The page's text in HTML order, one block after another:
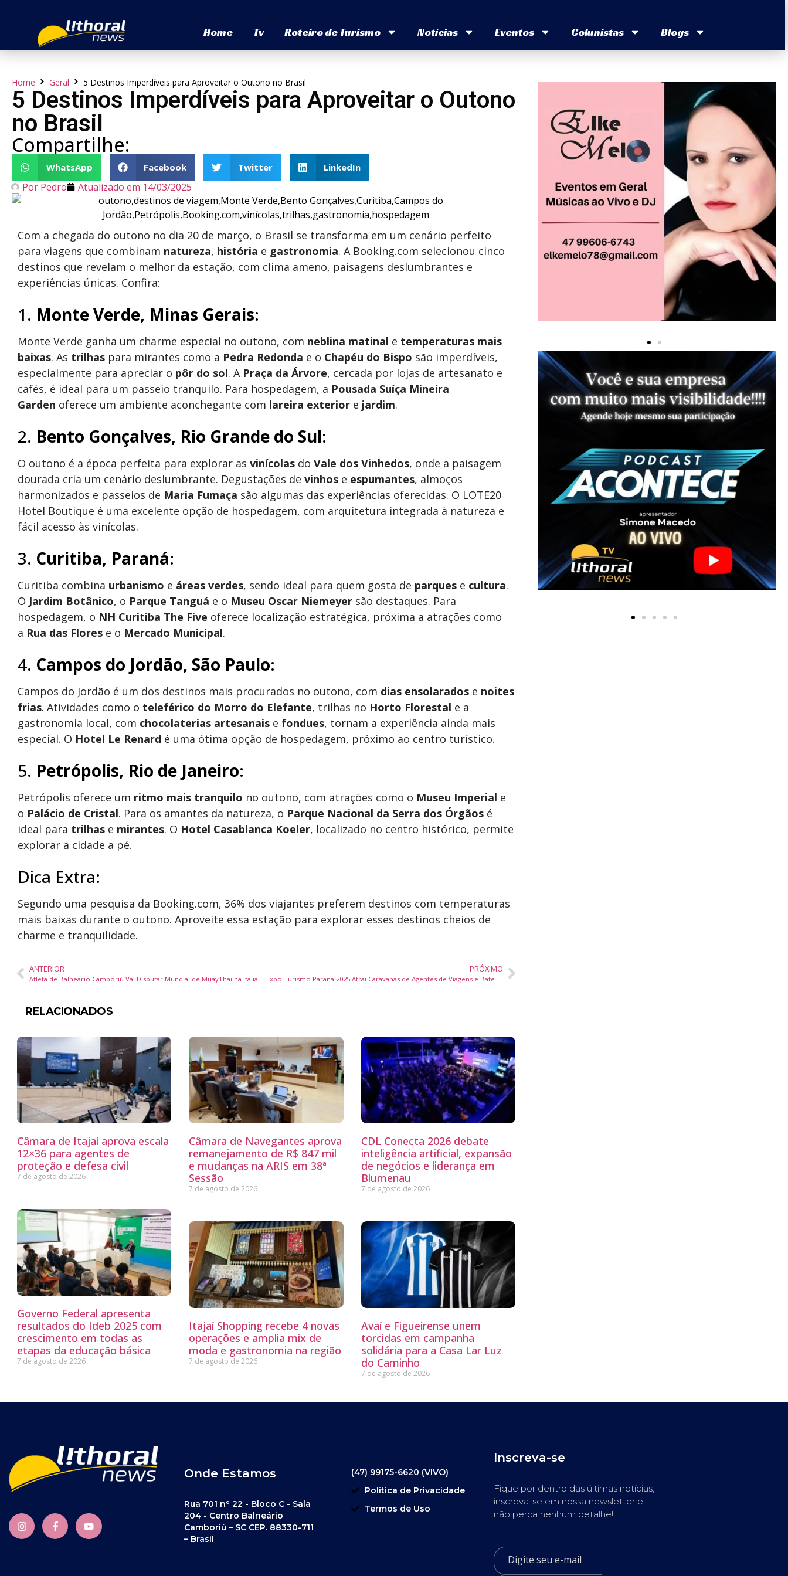
Home Tv Roteiro de Turismo Notícias Eventos Colunistas Blogs
Home Geral 5 Destinos Imperdíveis para Aproveitar o Outono no Brasil
5 Destinos Imperdíveis para Aproveitar o Outono
no Brasil
Compartilhe:
WhatsApp Facebook Twitter LinkedIn
Por Pedro Atualizado em 14/03/2025
Com a chegada do outono no dia 20 de março, o Brasil se transforma em um cenário perfeito
para viagens que combinam natureza, história e gastronomia. A Booking.com selecionou cinco
destinos que revelam o melhor da estação, com clima ameno, paisagens deslumbrantes e
experiências únicas. Confira:
1. Monte Verde, Minas Gerais:
Monte Verde ganha um charme especial no outono, com neblina matinal e temperaturas mais
baixas. As trilhas para mirantes como a Pedra Redonda e o Chapéu do Bispo são imperdíveis,
especialmente para apreciar o pôr do sol. A Praça da Árvore, cercada por lojas de artesanato e
cafés, é ideal para um passeio tranquilo. Para hospedagem, a Pousada Suíça Mineira
Garden oferece um ambiente aconchegante com lareira exterior e jardim.
2. Bento Gonçalves, Rio Grande do Sul:
O outono é a época perfeita para explorar as vinícolas do Vale dos Vinhedos, onde a paisagem
dourada cria um cenário deslumbrante. Degustações de vinhos e espumantes, almoços
harmonizados e passeios de Maria Fumaça são algumas das experiências oferecidas. O LOTE20
Hotel Boutique é uma excelente opção de hospedagem, com arquitetura integrada à natureza e
fácil acesso às vinícolas.
3. Curitiba, Paraná:
Curitiba combina urbanismo e áreas verdes, sendo ideal para quem gosta de parques e cultura.
O Jardim Botânico, o Parque Tanguá e o Museu Oscar Niemeyer são destaques. Para
hospedagem, o NH Curitiba The Five oferece localização estratégica, próxima a atrações como
a Rua das Flores e o Mercado Municipal.
4. Campos do Jordão, São Paulo:
Campos do Jordão é um dos destinos mais procurados no outono, com dias ensolarados e noites
frias. Atividades como o teleférico do Morro do Elefante, trilhas no Horto Florestal e a
gastronomia local, com chocolaterias artesanais e fondues, tornam a experiência ainda mais
especial. O Hotel Le Renard é uma ótima opção de hospedagem, próximo ao centro turístico.
5. Petrópolis, Rio de Janeiro:
Petrópolis oferece um ritmo mais tranquilo no outono, com atrações como o Museu Imperial e
o Palácio de Cristal. Para os amantes da natureza, o Parque Nacional da Serra dos Órgãos é
ideal para trilhas e mirantes. O Hotel Casablanca Koeler, localizado no centro histórico, permite
explorar a cidade a pé.
Dica Extra:
Segundo uma pesquisa da Booking.com, 36% dos viajantes preferem destinos com temperaturas
mais baixas durante o outono. Aproveite essa estação para explorar esses destinos cheios de
charme e tranquilidade.
ANTERIOR
Atleta de Balneário Camboriú Vai Disputar Mundial de MuayThai na Itália
PRÓXIMO
RELACIONADOS
Câmara de Itajaí aprova escala
12×36 para agentes de
proteção e defesa civil
7 de agosto de 2026
Câmara de Navegantes aprova
remanejamento de R$ 847 mil
e mudanças na ARIS em 38ª
Sessão
7 de agosto de 2026
CDL Conecta 2026 debate
inteligência artificial, expansão
de negócios e liderança em
Blumenau
7 de agosto de 2026
Governo Federal apresenta
resultados do Ideb 2025 com
crescimento em todas as
etapas da educação básica
7 de agosto de 2026
Itajaí Shopping recebe 4 novas
operações e amplia mix de
moda e gastronomia na região
7 de agosto de 2026
Avaí e Figueirense unem
torcidas em campanha
solidária para a Casa Lar Luz
do Caminho
7 de agosto de 2026
Onde Estamos
Rua 701 nº 22 - Bloco C - Sala
204 - Centro Balneário
Camboriú – SC CEP. 88330-711
– Brasil
(47) 99175-6620 (VIVO)
Política de Privacidade
Termos de Uso
Inscreva-se
Fique por dentro das últimas notícias,
inscreva-se em nossa newsletter e
não perca nenhum detalhe!